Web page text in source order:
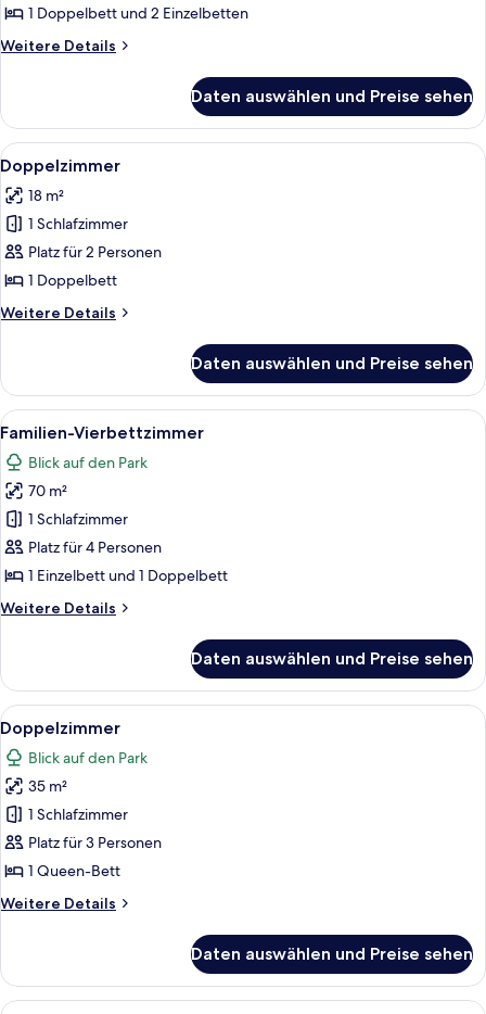
1 Doppelbett und 2 Einzelbetten
Weitere Details
Weitere
Daten auswählen und Preise sehen
Alle
Fotos
für
Doppelzimmer
anzeigen
Ein Schlafzimmer mit Bett, Stuhl,
4
Doppelzimmer
18 m²
1 Schlafzimmer
Platz für 2 Personen
1 Doppelbett
Weitere Details
Weitere
Daten auswählen und Preise sehen
Alle
Fotos
für
Familien-
Vierbettzimmer
anzeigen
Ein Schlafzimmer mit Holzboden,
7
Familien-Vierbettzimmer
Blick auf den Park
70 m²
1 Schlafzimmer
Platz für 4 Personen
1 Einzelbett und 1 Doppelbett
Weitere Details
Weitere
Vierbettzimmer
Daten auswählen und Preise sehen
Alle
Fotos
für
Doppelzimmer
anzeigen
Ein Schlafzimmer mit einem großen
5
Doppelzimmer
Blick auf den Park
35 m²
1 Schlafzimmer
Platz für 3 Personen
1 Queen-Bett
Weitere Details
Weitere
Daten auswählen und Preise sehen
Ein Zimmer mit Kamin, Spiegel,